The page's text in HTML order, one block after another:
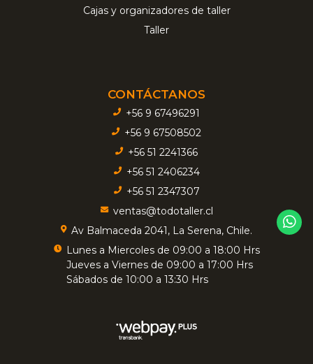
Cajas y organizadores de taller
Taller
CONTÁCTANOS
+56 9 67496291
+56 9 67508502
+56 51 2241366
+56 51 2406234
+56 51 2347307
ventas@todotaller.cl
Av Balmaceda 2041, La Serena, Chile.
Lunes a Miercoles de 09:00 a 18:00 Hrs
Jueves a Viernes de 09:00 a 17:00 Hrs
Sábados de 10:00 a 13:30 Hrs